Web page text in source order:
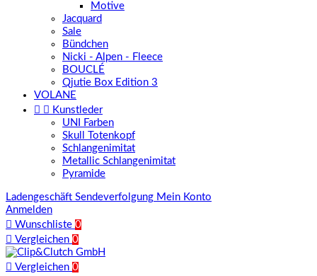
Motive
Jacquard
Sale
Bündchen
Nicki - Alpen - Fleece
BOUCLÉ
Qjutie Box Edition 3
VOLANE
  Kunstleder
UNI Farben
Skull Totenkopf
Schlangenimitat
Metallic Schlangenimitat
Pyramide
Ladengeschäft Sendeverfolgung Mein Konto
Anmelden
 Wunschliste 0
 Vergleichen 0
 Vergleichen 0